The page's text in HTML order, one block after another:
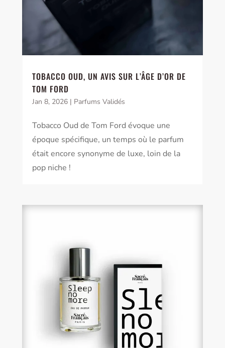
TOBACCO OUD, UN AVIS SUR L’ÂGE D’OR DE
TOM FORD
Jan 8, 2026| Parfums Validés
Tobacco Oud de Tom Ford évoque une
époque spécifique, un temps où le parfum
était encore synonyme de luxe, loin de la
pop niche !